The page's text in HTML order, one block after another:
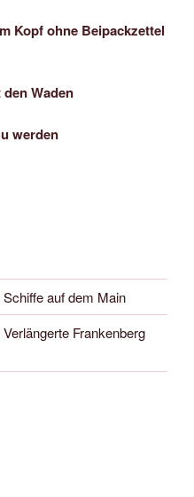
Kopf ohne Beipackzettel
Waden
werden
auf dem Main
Frankenberg